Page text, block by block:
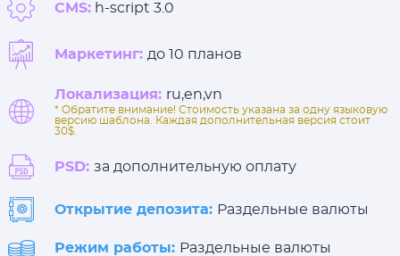
CMS: h-script 3.0
Маркетинг: до 10 планов
Локализация: ru,en,vn
* Обратите внимание! Стоимость указана за одну языковую
версию шаблона. Каждая дополнительная версия стоит
30$.
PSD: за дополнительную оплату
Открытие депозита: Раздельные валюты
Режим работы: Раздельные валюты